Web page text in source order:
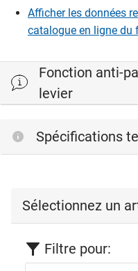
Afficher les données
catalogue en ligne du
Fonction anti-
levier
Spécifications
Sélectionnez un
Filtre pour: